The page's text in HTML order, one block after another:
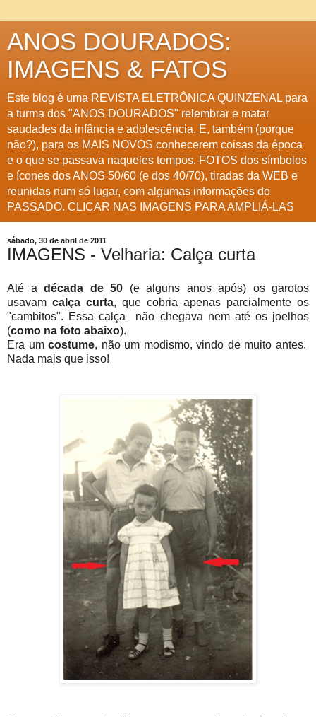
ANOS DOURADOS:
IMAGENS & FATOS
Este blog é uma REVISTA ELETRÔNICA QUINZENAL para
a turma dos "ANOS DOURADOS" relembrar e matar
saudades da infância e adolescência. E, também (porque
não?), para os MAIS NOVOS conhecerem coisas da época
e o que se passava naqueles tempos. FOTOS dos símbolos
e ícones dos ANOS 50/60 (e dos 40/70), tiradas da WEB e
reunidas num só lugar, com algumas informações do
PASSADO. CLICAR NAS IMAGENS PARA AMPLIÁ-LAS
sábado, 30 de abril de 2011
IMAGENS - Velharia: Calça curta
Até a década de 50 (e alguns anos após) os garotos
usavam calça curta, que cobria apenas parcialmente os
"cambitos". Essa calça não chegava nem até os joelhos
(como na foto abaixo).
Era umcostume, não um modismo, vindo de muito antes.
Nada mais que isso!